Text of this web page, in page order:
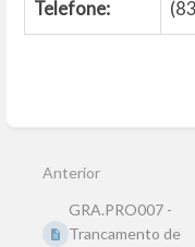
Telefone:
de
seção
Anterior
GRA.PRO007 -
Trancamento de